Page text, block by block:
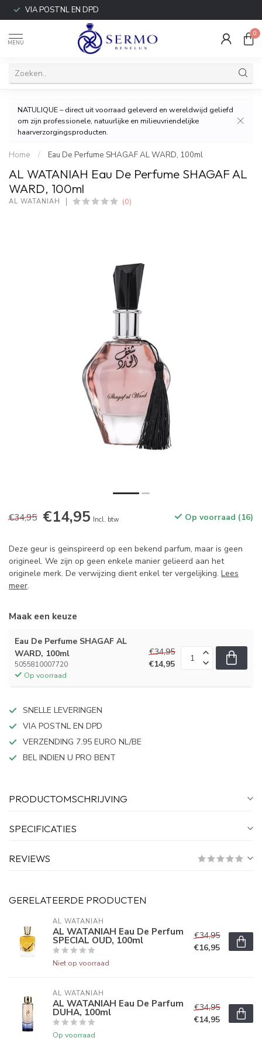
VIA POSTNL EN DPD
MENU
0
NATULIQUE – direct uit voorraad geleverd en wereldwijd geliefd
om zijn professionele, natuurlijke en milieuvriendelijke
haarverzorgingsproducten.
Home / Eau De Perfume SHAGAF AL WARD, 100ml
AL WATANIAH Eau De Perfume SHAGAF AL
WARD, 100ml
AL WATANIAH (0)
€34,95 €14,95 Incl. btw Op voorraad (16)
Deze geur is geinspireerd op een bekend parfum, maar is geen
origineel. We zijn op geen enkele manier gelieerd aan het
originele merk. De verwijzing dient enkel ter vergelijking. Lees
meer.
Maak een keuze
Eau De Perfume SHAGAF AL
WARD, 100ml
5055810007720
Op voorraad
€34,95
€14,95
SNELLE LEVERINGEN
VIA POSTNL EN DPD
VERZENDING 7.95 EURO NL/BE
BEL INDIEN U PRO BENT
PRODUCTOMSCHRIJVING
SPECIFICATIES
REVIEWS
GERELATEERDE PRODUCTEN
AL WATANIAH
AL WATANIAH Eau De Perfum
SPECIAL OUD, 100ml
Niet op voorraad
€34,95
€16,95
AL WATANIAH
AL WATANIAH Eau De Parfum
DUHA, 100ml
Op voorraad
€34,95
€14,95